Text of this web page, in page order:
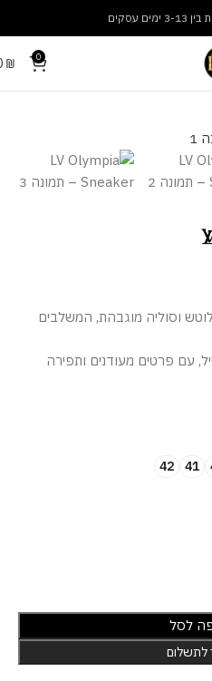
עסקים
0
₪
וסוליה מוגבהת, המשלבים
עם פרטים מעודנים ותפירה
41
42
לסל
לתשלום